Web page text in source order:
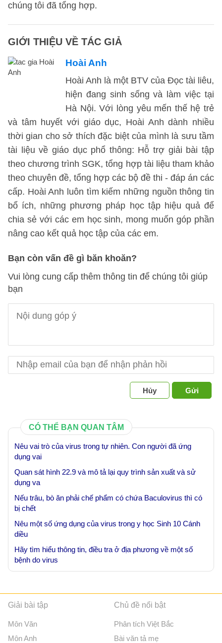
chúng tôi đã tổng hợp.
GIỚI THIỆU VỀ TÁC GIẢ
Hoài Anh
Hoài Anh là một BTV của Đọc tài liêu,
hiện đang sinh sống và làm việc tại
Hà Nội. Với lòng yêu mến thế hệ trẻ
và tâm huyết với giáo dục, Hoài Anh dành nhiều
thời gian cho sở thích đặc biệt của mình là sưu tầm
tài liệu về giáo dục phổ thông: Hỗ trợ giải bài tập
theo chương trình SGK, tổng hợp tài liệu tham khảo
theo chuyên đề, tổng hợp các bộ đề thi - đáp án các
cấp. Hoài Anh luôn tìm kiếm những nguồn thông tin
bổ ích, những phương pháp học tập hiệu quả để
chia sẻ với các em học sinh, mong muốn góp phần
nâng cao kết quả học tập của các em.
Bạn còn vấn đề gì băn khoăn?
Vui lòng cung cấp thêm thông tin để chúng tôi giúp
bạn
Hủy Gửi
CÓ THỂ BẠN QUAN TÂM
Nêu vai trò của virus trong tự nhiên. Con người đã ứng
dụng vai
Quan sát hình 22.9 và mô tả lại quy trình sản xuất và sử
dụng va
Nếu trâu, bò ăn phải chế phẩm có chứa Baculovirus thì có
bị chết
Nêu một số ứng dụng của virus trong y học Sinh 10 Cánh
diều
Hãy tìm hiểu thông tin, điều tra ở địa phương về một số
bệnh do virus
Giải bài tập
Môn Văn
Môn Anh
Chủ đề nổi bật
Phân tích Việt Bắc
Bài văn tả mẹ